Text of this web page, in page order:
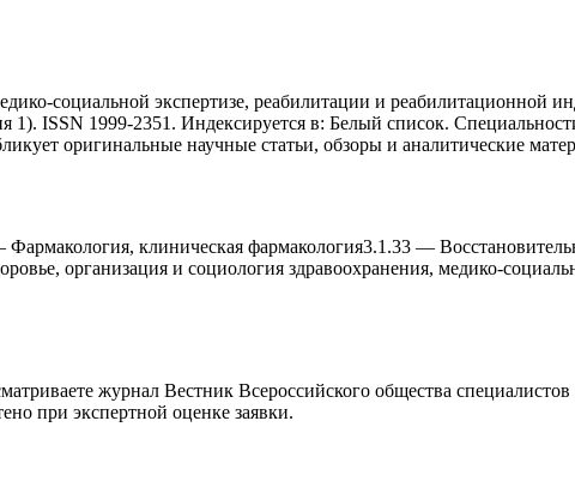
социальной экспертизе, реабилитации и реабилитационной
1). ISSN 1999-2351. Индексируется в: Белый список.
оригинальные научные статьи, обзоры и аналитические
Фармакология, клиническая фармакология3.1.33 —
организация и социология здравооxранения, медико-
журнал Вестник Всероссийского общества
при экспертной оценке заявки.